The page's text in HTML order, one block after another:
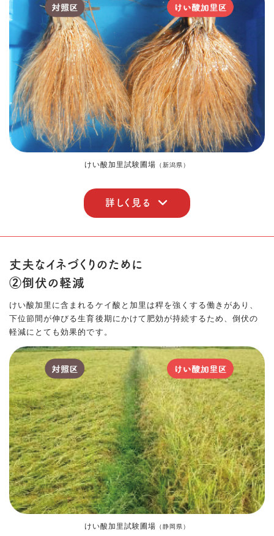
けい酸加里試験圃場 （新潟県）
詳しく見る
丈夫なイネづくりのために
②倒伏の軽減
けい酸加里に含まれるケイ酸と加里は稈を強くする働きがあり、
下位節間が伸びる生育後期にかけて肥効が持続するため、倒伏の
軽減にとても効果的です。
けい酸加里試験圃場 （静岡県）